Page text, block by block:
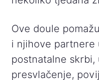
Ove doule
i njihove partnere
postnatalne
presvlačenje,